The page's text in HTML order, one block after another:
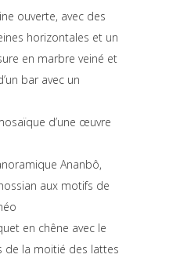
ouverte, avec des
horizontales et un
en marbre veiné et
bar avec un
d’une œuvre
Ananbô,
aux motifs de
en chêne avec le
de la moitié des lattes